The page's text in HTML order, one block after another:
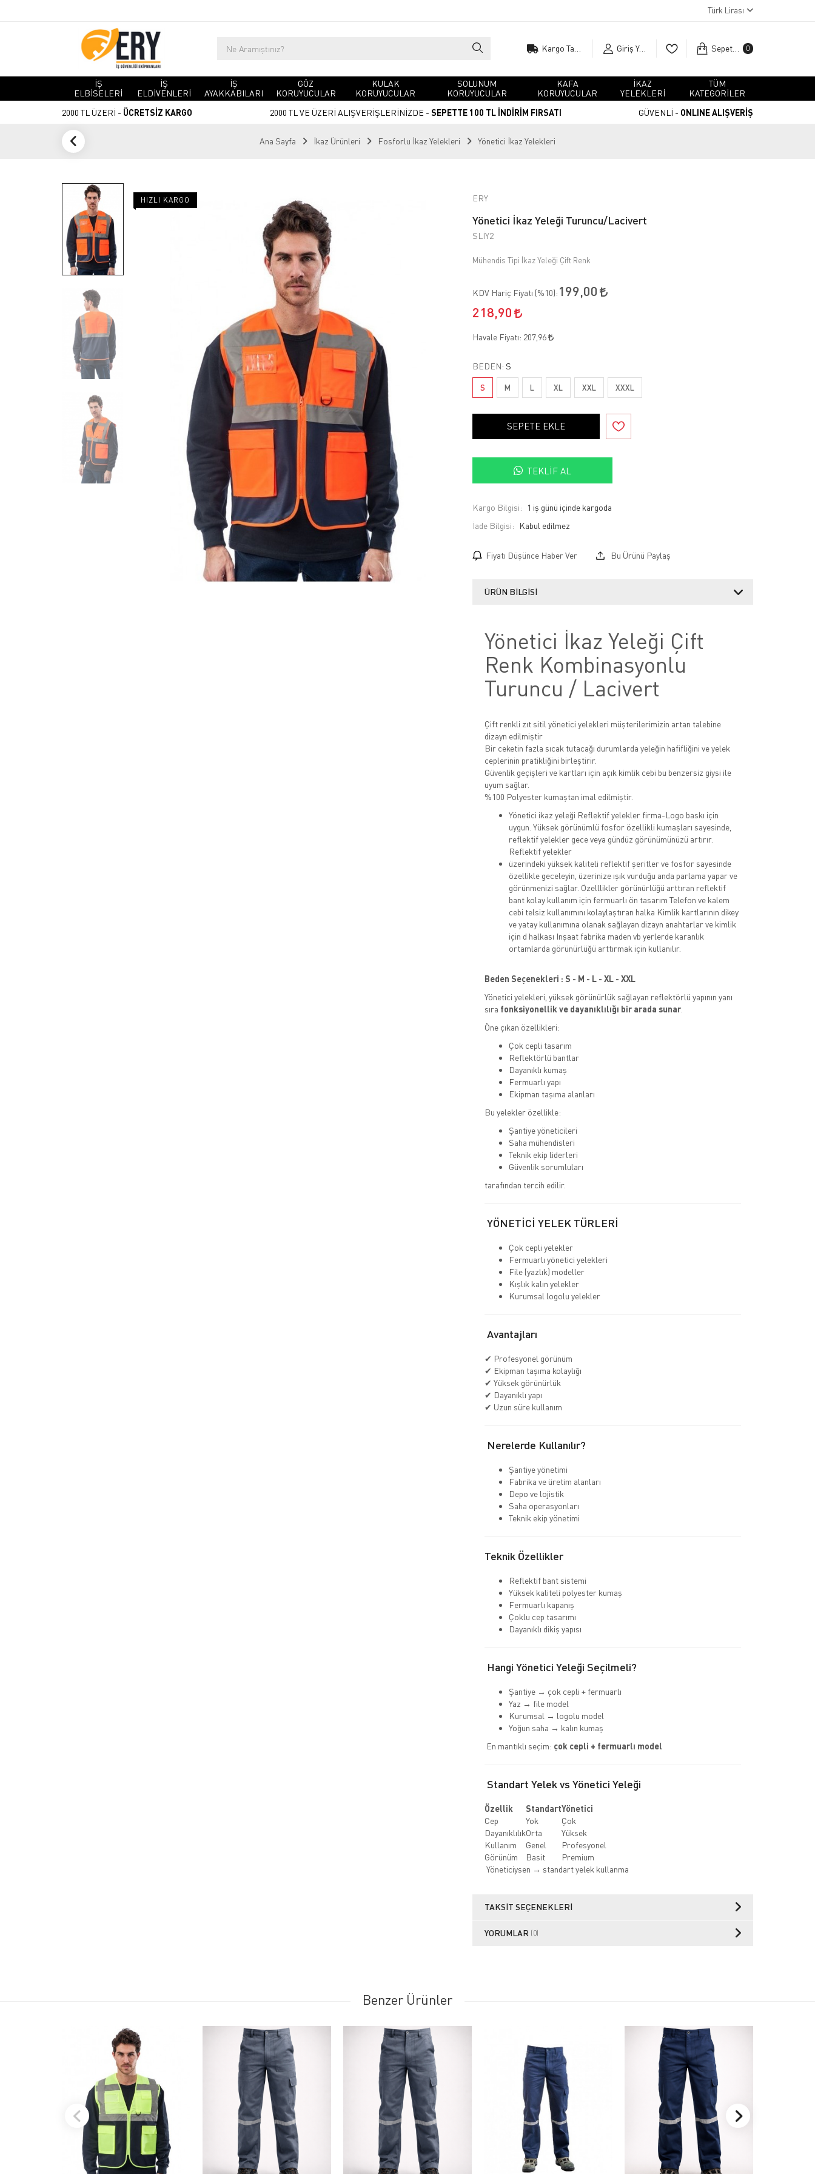
Türk Lirası
Giriş Yap Sepetim 0
İŞ
ELBİSELERİ
İŞ
ELDİVENLERİ
İŞ
AYAKKABILARI
GÖZ
KORUYUCULAR
KULAK
KORUYUCULAR
SOLUNUM
KORUYUCULAR
KAFA
KORUYUCULAR
İKAZ
YELEKLERİ
TÜM
KATEGORİLER
2000 TL ÜZERİ - ÜCRETSİZ KARGO 2000 TL VE ÜZERİ ALIŞVERİŞLERİNİZDE - SEPETTE 100 TL İNDİRİM FIRSATI GÜVENLİ - ONLINE ALIŞVERİŞ
Ana Sayfa İkaz Ürünleri Fosforlu İkaz Yelekleri Yönetici İkaz Yelekleri
HIZLI KARGO ERY
Yönetici İkaz Yeleği Turuncu/Lacivert
SLİY2
Mühendis Tipi İkaz Yeleği Çift Renk
KDV Hariç Fiyatı (%10): 199,00
218,90
Havale Fiyatı: 207,96
BEDEN: S
S M L XL XXL XXXL
SEPETE EKLE
TEKLIF AL
Kargo Bilgisi:
1 iş günü içinde kargoda
İade Bilgisi:
Fiyatı Düşünce Haber Ver Bu Ürünü Paylaş
ÜRÜN BILGISI
Yönetici İkaz Yeleği Çift
Renk Kombinasyonlu
Turuncu / Lacivert
Çift renkli zıt sitil yönetici yelekleri müşterilerimizin artan talebine
dizayn edilmiştir
Bir ceketin fazla sıcak tutacağı durumlarda yeleğin hafifliğini ve yelek
ceplerinin pratikliğini birleştirir.
Güvenlik geçişleri ve kartları için açık kimlik cebi bu benzersiz giysi ile
uyum sağlar.
%100 Polyester kumaştan imal edilmiştir.
Yönetici ikaz yeleği Reflektif yelekler firma-Logo baskı için
uygun. Yüksek görünümlü fosfor özellikli kumaşları sayesinde,
reflektif yelekler gece veya gündüz görünümünüzü artırır.
Reflektif yelekler
üzerindeki yüksek kaliteli reflektif şeritler ve fosfor sayesinde
özellikle geceleyin, üzerinize ışık vurduğu anda parlama yapar ve
görünmenizi sağlar. Özelllikler görünürlüğü arttıran reflektif
bant kolay kullanım için fermuarlı ön tasarım Telefon ve kalem
cebi telsiz kullanımını kolaylaştıran halka Kimlik kartlarının dikey
ve yatay kullanımına olanak sağlayan dizayn anahtarlar ve kimlik
için d halkası Inşaat fabrika maden vb yerlerde karanlık
ortamlarda görünürlüğü arttırmak için kullanılır.
Beden Seçenekleri : S - M - L - XL - XXL
Yönetici yelekleri, yüksek görünürlük sağlayan reflektörlü yapının yanı
sıra fonksiyonellik ve dayanıklılığı bir arada sunar.
Öne çıkan özellikleri:
Çok cepli tasarım
Reflektörlü bantlar
Dayanıklı kumaş
Fermuarlı yapı
Ekipman taşıma alanları
Bu yelekler özellikle:
Şantiye yöneticileri
Saha mühendisleri
Teknik ekip liderleri
Güvenlik sorumluları
tarafından tercih edilir.
YÖNETİCİ YELEK TÜRLERİ
Çok cepli yelekler
Fermuarlı yönetici yelekleri
File (yazlık) modeller
Kışlık kalın yelekler
Kurumsal logolu yelekler
Avantajları
✔ Profesyonel görünüm
✔ Ekipman taşıma kolaylığı
✔ Yüksek görünürlük
✔ Dayanıklı yapı
✔ Uzun süre kullanım
Nerelerde Kullanılır?
Şantiye yönetimi
Fabrika ve üretim alanları
Depo ve lojistik
Saha operasyonları
Teknik ekip yönetimi
Teknik Özellikler
Reflektif bant sistemi
Yüksek kaliteli polyester kumaş
Fermuarlı kapanış
Çoklu cep tasarımı
Dayanıklı dikiş yapısı
Hangi Yönetici Yeleği Seçilmeli?
Şantiye → çok cepli + fermuarlı
Yaz → file model
Kurumsal → logolu model
Yoğun saha → kalın kumaş
En mantıklı seçim: çok cepli + fermuarlı model
Standart Yelek vs Yönetici Yeleği
Özellik StandartYönetici
Cep
Yok
Çok
DayanıklılıkOrta
Yüksek
Kullanım
Genel
Profesyonel
Görünüm
Basit
Premium
Yöneticiysen → standart yelek kullanma
TAKSIT SEÇENEKLERI
YORUMLAR (0)
Benzer Ürünler